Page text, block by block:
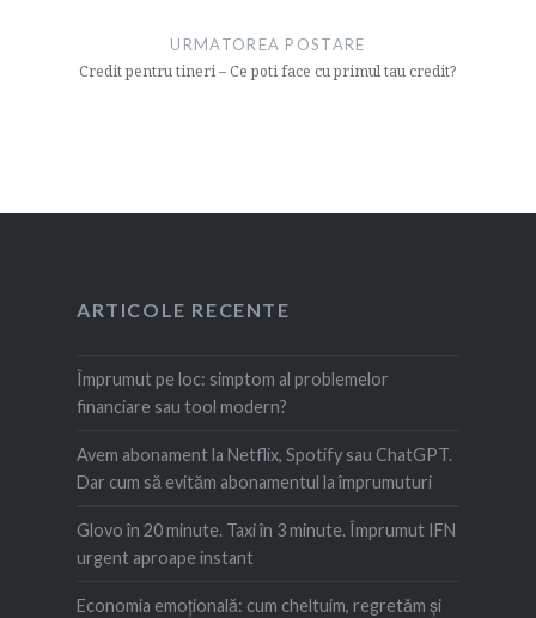
URMATOREA POSTARE
Credit pentru tineri – Ce poti face cu primul tau credit?
ARTICOLE RECENTE
Împrumut pe loc: simptom al problemelor
financiare sau tool modern?
Avem abonament la Netflix, Spotify sau ChatGPT.
Dar cum să evităm abonamentul la împrumuturi
Glovo în 20 minute. Taxi în 3 minute. Împrumut IFN
urgent aproape instant
Economia emoțională: cum cheltuim, regretăm şi